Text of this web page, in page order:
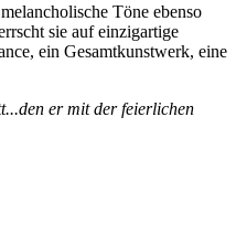
Töne ebenso
sie auf einzigartige
ein Gesamtkunstwerk, eine
er mit der feierlichen